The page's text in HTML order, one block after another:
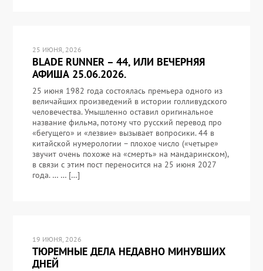
25 ИЮНЯ, 2026
BLADE RUNNER – 44, ИЛИ ВЕЧЕРНЯЯ
АФИША 25.06.2026.
25 июня 1982 года состоялась премьера одного из
величайших произведений в истории голливудского
человечества. Умышленно оставил оригинальное
название фильма, потому что русский перевод про
«бегущего» и «лезвие» вызывает вопросики. 44 в
китайской нумерологии – плохое число («четыре»
звучит очень похоже на «смерть» на мандаринском),
в связи с этим пост переносится на 25 июня 2027
года. … … […]
19 ИЮНЯ, 2026
ТЮРЕМНЫЕ ДЕЛА НЕДАВНО МИНУВШИХ
ДНЕЙ